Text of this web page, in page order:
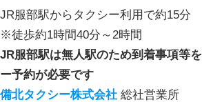
JR服部駅からタクシー利用で約15分
※徒歩約1時間40分～2時間
JR服部駅は無人駅のため到着事項等
ー予約が必要です
備北タクシー株式会社 総社営業所